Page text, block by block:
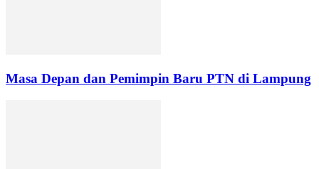
Masa Depan dan Pemimpin Baru PTN di Lampung